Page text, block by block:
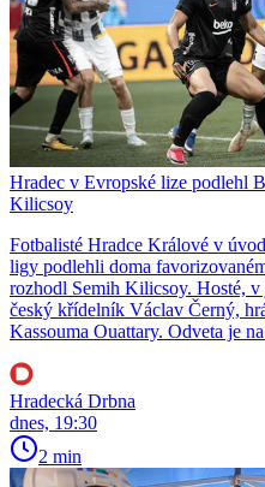
Hradec v Evropské lize podlehl
Kilicsoy
Fotbalisté Hradce Králové v
ligy podlehli doma
rozhodl Semih Kilicsoy. Hosté, v
český křídelník Václav Černý,
Kassouma Ouattary. Odveta je
Hradecká Drbna
dnes, 19:30
2 min